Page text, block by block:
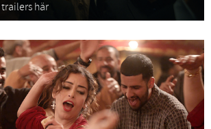
trailers här